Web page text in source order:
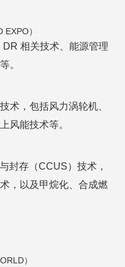
）
相关技术、能源管理
。
术，包括风力涡轮机、
风能技术等。
封存（CCUS）技术，
，以及甲烷化、合成燃
）